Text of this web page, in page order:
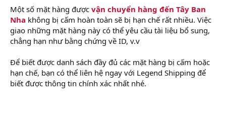
Một số mặt hàng được vận chuyển hàng đến Tây Ban
Nha không bị cấm hoàn toàn sẽ bị hạn chế rất nhiều. Việc
giao những mặt hàng này có thể yêu cầu tài liệu bổ sung,
chẳng hạn như bằng chứng về ID, v.v
Để biết được danh sách đầy đủ các mặt hàng bị cấm hoặc
hạn chế, bạn có thể liên hệ ngay với Legend Shipping để
biết được thông tin chính xác nhất nhé.